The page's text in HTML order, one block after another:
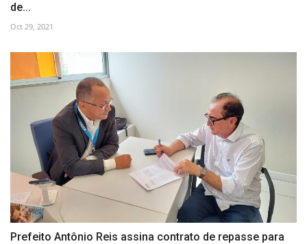
de...
Oct 29, 2021
Prefeito Antônio Reis assina contrato de repasse para